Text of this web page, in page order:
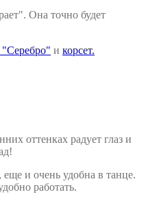
Она точно будет
"Серебро" и корсет.
оттенках радует глаз и
и очень удобна в танце.
работать.